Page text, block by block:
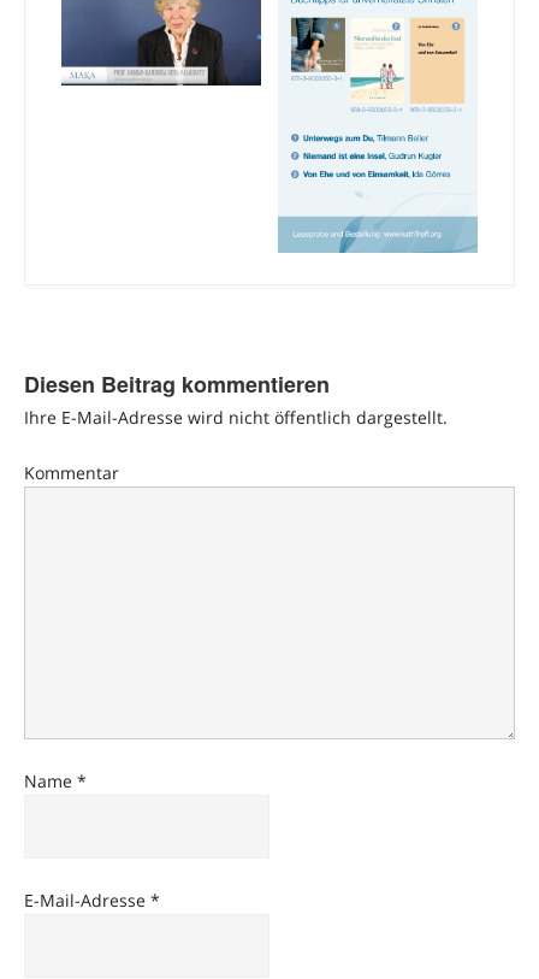
Diesen Beitrag kommentieren
Ihre E-Mail-Adresse wird nicht öffentlich dargestellt.
Kommentar
Name *
E-Mail-Adresse *